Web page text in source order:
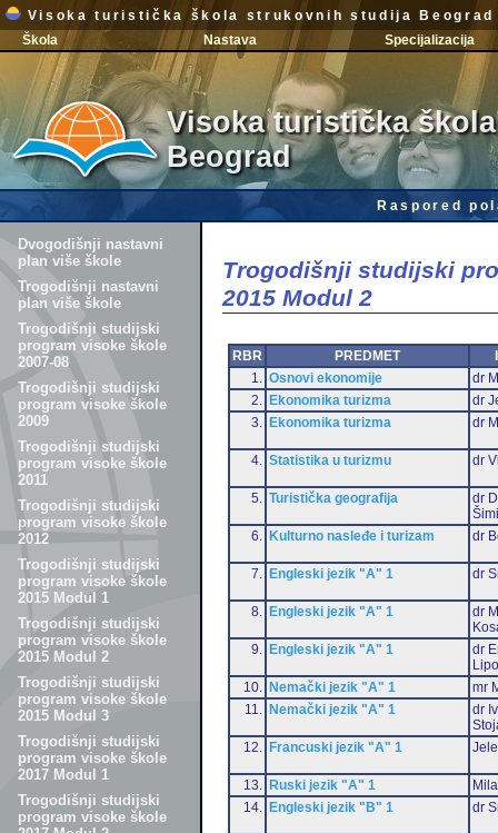
Visoka turistička škola strukovnih studija Beograd
Škola
Nastava Specijalizacija
Visoka turistička
Beograd
Raspored
Dvogodišnji nastavni
plan više škole
Trogodišnji nastavni
plan više škole
Trogodišnji studijski
program visoke škole
2007-08
Trogodišnji studijski
program visoke škole
2009
Trogodišnji studijski
program visoke škole
2011
Trogodišnji studijski
program visoke škole
2012
Trogodišnji studijski
program visoke škole
2015 Modul 1
Trogodišnji studijski
program visoke škole
2015 Modul 2
Trogodišnji studijski
program visoke škole
2015 Modul 3
Trogodišnji studijski
program visoke škole
2017 Modul 1
Trogodišnji studijski
program visoke škole
Trogodišnji studijski
2015 Modul 2
RBR PREDMET
1.
Osnovi ekonomije
dr
2.
Ekonomika turizma
dr
3.
Ekonomika turizma dr
4. Statistika u turizmu dr
5. Turistička geografija
dr
6.
Kulturno nasleđe i turizam dr
7. Engleski jezik "A" 1 dr
8. Engleski jezik "A" 1
dr
9.
Engleski jezik "A" 1
dr
10.
Nemački jezik "A" 1
mr
11.
Nemački jezik "A" 1
dr
12.
Francuski jezik "A" 1
13. Ruski jezik "A" 1
14.
Engleski jezik "B" 1 dr